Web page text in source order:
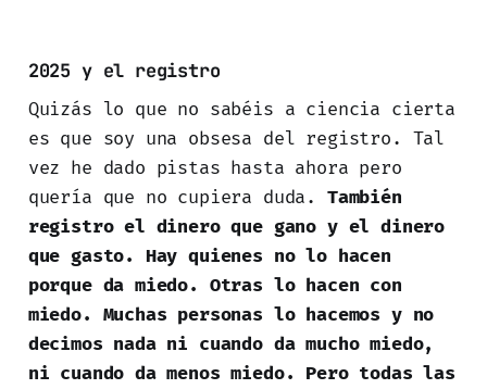
2025 y el registro
Quizás lo que no sabéis a ciencia cierta
es que soy una obsesa del registro. Tal
vez he dado pistas hasta ahora pero
quería que no cupiera duda. También
registro el dinero que gano y el dinero
que gasto. Hay quienes no lo hacen
porque da miedo. Otras lo hacen con
miedo. Muchas personas lo hacemos y no
decimos nada ni cuando da mucho miedo,
ni cuando da menos miedo. Pero todas las